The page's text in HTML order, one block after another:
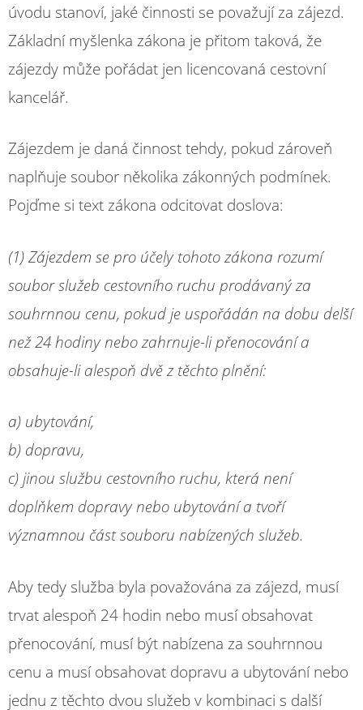
úvodu stanoví, jaké činnosti se považují za zájezd.
Základní myšlenka zákona je přitom taková, že
zájezdy může pořádat jen licencovaná cestovní
kancelář.
Zájezdem je daná činnost tehdy, pokud zároveň
naplňuje soubor několika zákonných podmínek.
Pojďme si text zákona odcitovat doslova:
(1) Zájezdem se pro účely tohoto zákona rozumí
soubor služeb cestovního ruchu prodávaný za
souhrnnou cenu, pokud je uspořádán na dobu delší
než 24 hodiny nebo zahrnuje-li přenocování a
obsahuje-li alespoň dvě z těchto plnění:
a) ubytování,
b) dopravu,
c) jinou službu cestovního ruchu, která není
doplňkem dopravy nebo ubytování a tvoří
významnou část souboru nabízených služeb.
Aby tedy služba byla považována za zájezd, musí
trvat alespoň 24 hodin nebo musí obsahovat
přenocování, musí být nabízena za souhrnnou
cenu a musí obsahovat dopravu a ubytování nebo
jednu z těchto dvou služeb v kombinaci s další